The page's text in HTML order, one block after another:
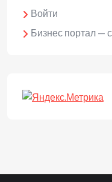
Войти
Бизнес портал —